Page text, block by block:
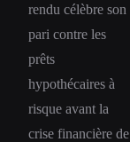
rendu célèbre son
pari contre les
prêts
hypothécaires à
risque avant la
crise financière de